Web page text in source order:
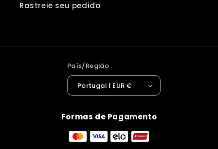
Rastreie seu pedido
País/Região
Portugal | EUR €
Formas de Pagamento